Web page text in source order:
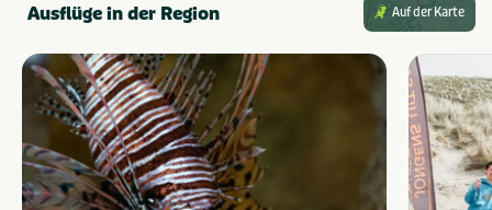
Ausflüge in der Region Auf der Karte